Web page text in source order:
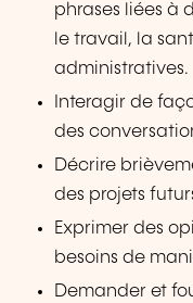
phrases liées à
le travail, la
administratives.
Interagir de
des
Décrire
des projets
Exprimer des
besoins de
Demander et